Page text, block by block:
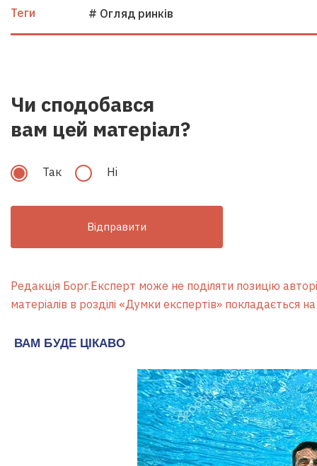
Теги # Огляд ринків
Чи сподобався
вам цей матеріал?
Так Hi
Відправити
Редакція Борг.Експерт може не поділяти позицію
матеріалів в розділі «Думки експертів» покладається на
бути підставою для
відбулась, це я
Лахненко